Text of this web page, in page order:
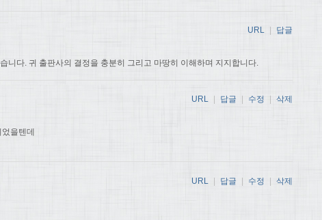
니다. 귀 출판사의 결정을 충분히 그리고 마땅히 이해하며 지지합니다.
URL 답글
을텐데
URL 답글 수정 삭제
URL | 답글 | 수정 | 삭제